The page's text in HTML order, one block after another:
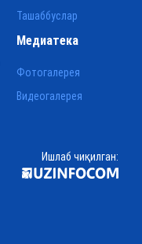
Ташаббуслар
Медиатека
Фотогалерея
Видеогалерея
Ишлаб чиқилган: